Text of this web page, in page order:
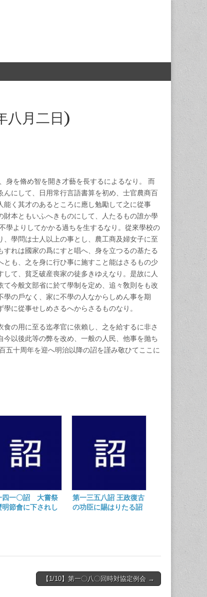
八月二日)
身を脩め智を開き才藝を長するによるなり。 而
にして、日用常行言語書算を初め、士官農商百
く其才のあるところに應し勉勵して之に從事
本ともいふへきものにして、人たるもの誰か學
學よりしてかかる過ちを生するなり。從來學校の
學問は士人以上の事とし、農工商及婦女子に至
れは國家の爲にすと唱へ、身を立つるの基たる
も、之を身に行ひ事に施すこと能はさるもの少
て、貧乏破産喪家の徒多きゆえなり。是故に人
今般文部省に於て學制を定め、追々敎則をも改
の戶なく、家に不學の人なからしめん事を期
に從事せしめさるへからさるものなり。
の用に至る迄孝官に依賴し、之を給するに非さ
以後此等の弊を改め、一般の人民、他事を抛ち
十周年を迎へ明治以降の詔を謹み敬ひてここに
四一〇詔 大嘗祭
明節會に下されし
第一三五八詔 王政復古
の功臣に賜はりたる詔
【1/10】第一〇八〇回時対協定例会 →